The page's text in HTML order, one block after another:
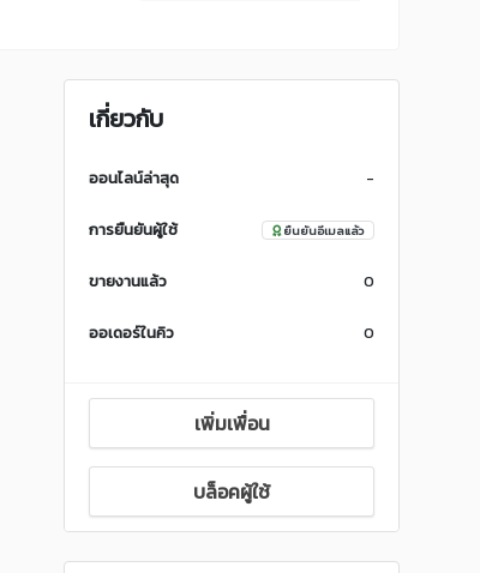
เกี่ยวกับ
ออนไลน์ล่าสุด -
การยืนยันผู้ใช้ ยืนยันอีเมลแล้ว
ขายงานแล้ว 0
ออเดอร์ในคิว 0
เพิ่มเพื่อน
บล็อคผู้ใช้